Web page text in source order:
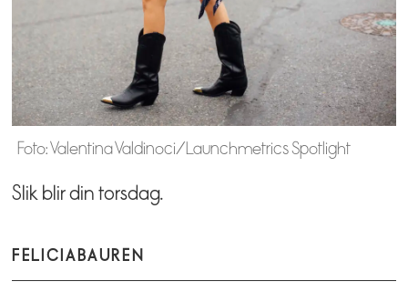
Foto: Valentina Valdinoci/Launchmetrics Spotlight
Slik blir din torsdag.
FELICIA BAUREN